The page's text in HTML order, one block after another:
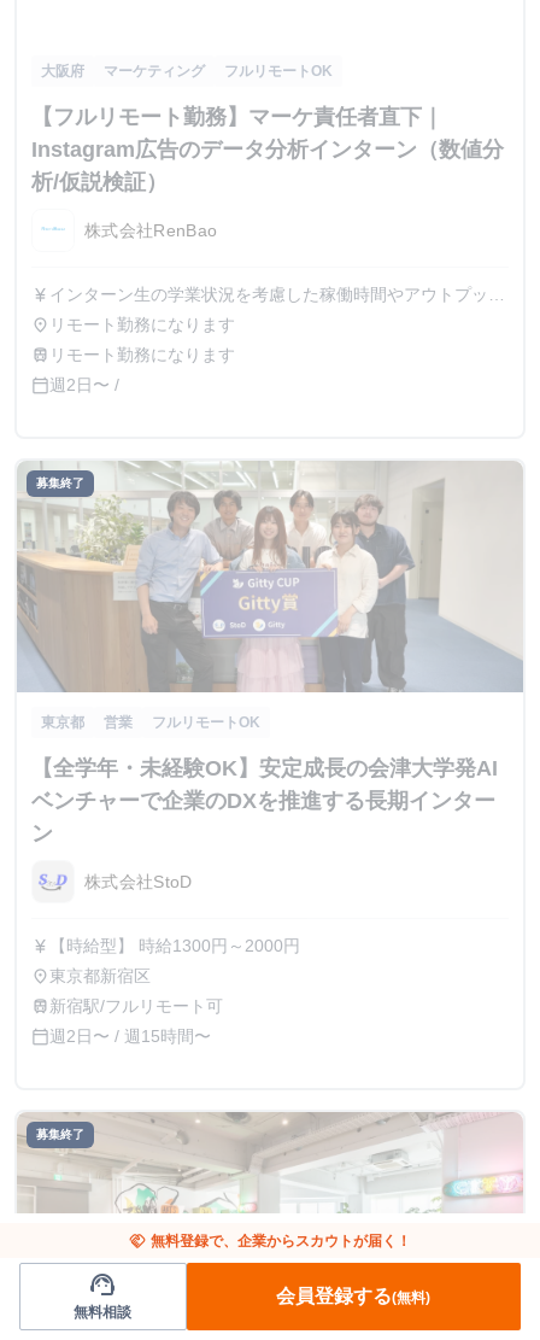
大阪府 マーケティング フルリモートOK
【フルリモート勤務】マーケ責任者直下｜
Instagram広告のデータ分析インターン（数値分
析/仮説検証）
株式会社RenBao
currency_yen インターン生の学業状況を考慮した稼働時間やアウトプット
に応じて採用時に給与を決定致します。面談時に詳細はお伝
えしますのでご安心ください。 ※稼働時間に対して支給す
る場合、最低賃金を下回ることはございませんのでご安心く
place リモート勤務になります
train リモート勤務になります
calendar_today週2日〜 /
募集終了
東京都 営業 フルリモートOK
【全学年・未経験OK】安定成長の会津大学発AI
ベンチャーで企業のDXを推進する長期インター
ン
株式会社StoD
currency_yen 【時給型】 時給1300円～2000円
place東京都新宿区
train 新宿駅/フルリモート可
calendar_today週2日〜 / 週15時間〜
募集終了
handshake 無料登録で、企業からスカウトが届く！
support_agent
無料相談
会員登録する(無料)